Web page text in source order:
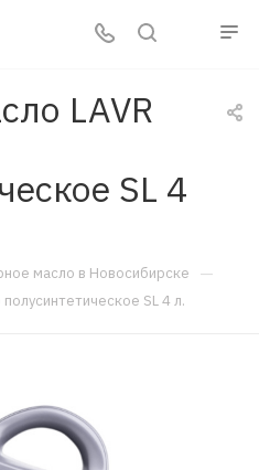
LAVR
SL 4
масло в Новосибирске —
SL 4 л.